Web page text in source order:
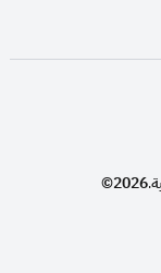
.
2026©